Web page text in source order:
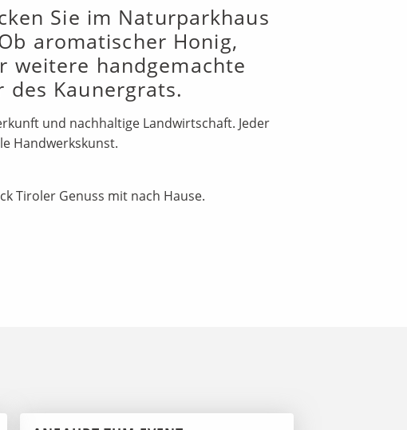
Sie im Naturparkhaus
aromatischer Honig,
weitere handgemachte
Kaunergrats.
und nachhaltige Landwirtschaft. Jeder
Handwerkskunst.
Tiroler Genuss mit nach Hause.